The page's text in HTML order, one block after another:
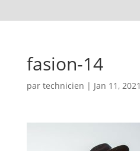
fasion-14
par technicien | Jan 11, 2021